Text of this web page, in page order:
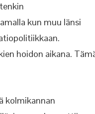
kun muu länsi
hoidon aikana.
kolmikannan